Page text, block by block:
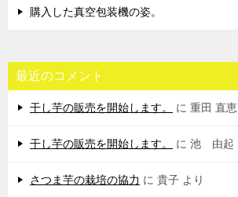
購入した真空包装機の姿。
最近のコメント
干し芋の販売を開始します。 に 重田 直恵
干し芋の販売を開始します。 に 池 由起
さつま芋の栽培の協力 に 貴子 より